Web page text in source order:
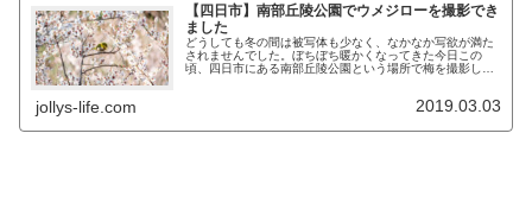
【四日市】南部丘陵公園でウメジローを撮影でき
ました
どうしても冬の間は被写体も少なく、なかなか写欲が満た
されませんでした。ぼちぼち暖かくなってきた今日この
頃、四日市にある南部丘陵公園という場所で梅を撮影して
jollys-life.com 2019.03.03